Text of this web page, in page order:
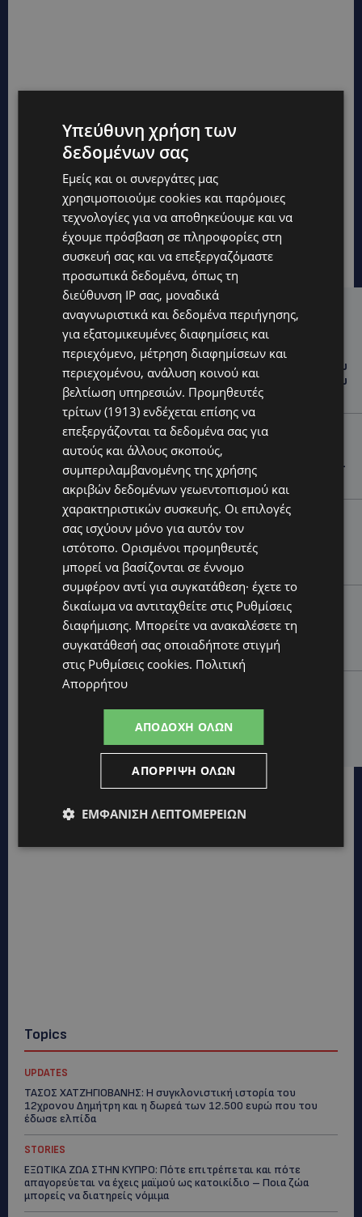
Hot this week
UPDATES
ΤΑΣΟΣ ΧΑΤΖΗΓΙΟΒΑΝΗΣ: Η συγκλονιστική ιστορία του
12χρονου Δημήτρη και η δωρεά των 12.500 ευρώ που
του έδωσε ελπίδα
STORIES
ΕΞΩΤΙΚΑ ΖΩΑ ΣΤΗΝ ΚΥΠΡΟ: Πότε επιτρέπεται και
πότε απαγορεύεται να έχεις μαϊμού ως κατοικίδιο –
Ποια ζώα μπορείς να διατηρείς νόμιμα
UPDATES
ΧΩΡΙΣ ΣΩΣΣΙΒΙΟ Η ΘΑΛΑΣΣΙΑ ΣΥΝΔΕΣΗ ΚΥΠΡΟΥ-
ΕΛΛΑΔΑΣ: «Χωρίς επιδότηση το πλοίο δεν θα
ξανασηκώσει άγκυρα»
STORIES
ΜΑΡΙΝΟΣ ΚΩΝΣΤΑΝΤΙΝΙΔΗΣ: Οι πρωτοβουλίες για να
ξαναζωντανέψει η Μακαρίου και το κέντρο της
Λευκωσίας-(Βίντεο)
UPDATES
ΤΡΟΧΑΙΟ ΣΤΗΝ ΛΕΥΚΩΣΙΑ: Χειροπέδες και στη σύζυγο
του 27χρονου – Φέρεται να παραπλάνησε την
Topics
UPDATES
ΤΑΣΟΣ ΧΑΤΖΗΓΙΟΒΑΝΗΣ: Η συγκλονιστική ιστορία του
12χρονου Δημήτρη και η δωρεά των 12.500 ευρώ που του
έδωσε ελπίδα
STORIES
ΕΞΩΤΙΚΑ ΖΩΑ ΣΤΗΝ ΚΥΠΡΟ: Πότε επιτρέπεται και πότε
απαγορεύεται να έχεις μαϊμού ως κατοικίδιο – Ποια ζώα
μπορείς να διατηρείς νόμιμα
Υπεύθυνη χρήση των
δεδομένων σας
Εμείς και οι συνεργάτες μας
χρησιμοποιούμε cookies και παρόμοιες
τεχνολογίες για να αποθηκεύουμε και να
έχουμε πρόσβαση σε πληροφορίες στη
συσκευή σας και να επεξεργαζόμαστε
προσωπικά δεδομένα, όπως τη
διεύθυνση IP σας, μοναδικά
αναγνωριστικά και δεδομένα περιήγησης,
για εξατομικευμένες διαφημίσεις και
περιεχόμενο, μέτρηση διαφημίσεων και
περιεχομένου, ανάλυση κοινού και
βελτίωση υπηρεσιών. Προμηθευτές
τρίτων (1913) ενδέχεται επίσης να
επεξεργάζονται τα δεδομένα σας για
αυτούς και άλλους σκοπούς,
συμπεριλαμβανομένης της χρήσης
ακριβών δεδομένων γεωεντοπισμού και
χαρακτηριστικών συσκευής. Οι επιλογές
σας ισχύουν μόνο για αυτόν τον
ιστότοπο. Ορισμένοι προμηθευτές
μπορεί να βασίζονται σε έννομο
συμφέρον αντί για συγκατάθεση· έχετε το
δικαίωμα να αντιταχθείτε στις Ρυθμίσεις
διαφήμισης. Μπορείτε να ανακαλέσετε τη
συγκατάθεσή σας οποιαδήποτε στιγμή
στις Ρυθμίσεις cookies. Πολιτική
Απορρήτου
ΑΠΟΔΟΧΉ ΌΛΩΝ
ΑΠΌΡΡΙΨΗ ΌΛΩΝ
ΕΜΦΆΝΙΣΗ ΛΕΠΤΟΜΕΡΕΙΏΝ